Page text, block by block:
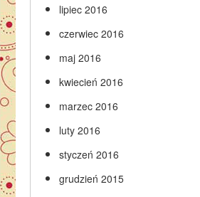
lipiec 2016
czerwiec 2016
maj 2016
kwiecień 2016
marzec 2016
luty 2016
styczeń 2016
grudzień 2015